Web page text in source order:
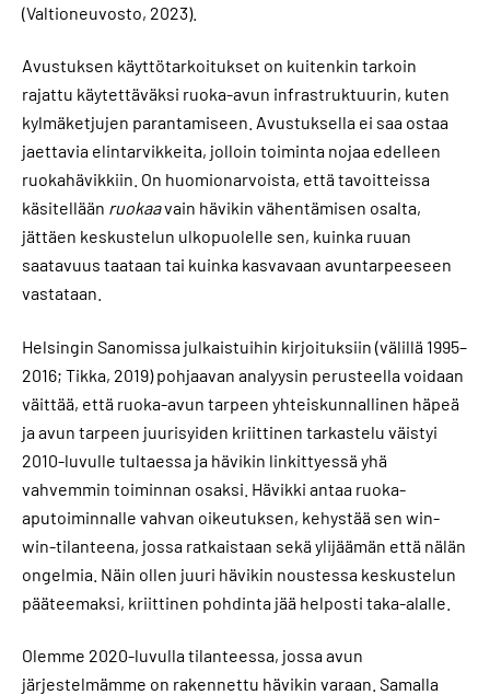
(Valtioneuvosto, 2023).
Avustuksen käyttötarkoitukset on kuitenkin tarkoin
rajattu käytettäväksi ruoka-avun infrastruktuurin, kuten
kylmäketjujen parantamiseen. Avustuksella ei saa ostaa
jaettavia elintarvikkeita, jolloin toiminta nojaa edelleen
ruokahävikkiin. On huomionarvoista, että tavoitteissa
käsitellään ruokaavain hävikin vähentämisen osalta,
jättäen keskustelun ulkopuolelle sen, kuinka ruuan
saatavuus taataan tai kuinka kasvavaan avuntarpeeseen
vastataan.
Helsingin Sanomissa julkaistuihin kirjoituksiin (välillä 1995–
2016; Tikka, 2019) pohjaavan analyysin perusteella voidaan
väittää, että ruoka-avun tarpeen yhteiskunnallinen häpeä
ja avun tarpeen juurisyiden kriittinen tarkastelu väistyi
2010-luvulle tultaessa ja hävikin linkittyessä yhä
vahvemmin toiminnan osaksi. Hävikki antaa ruoka-
aputoiminnalle vahvan oikeutuksen, kehystää sen win-
win-tilanteena, jossa ratkaistaan sekä ylijäämän että nälän
ongelmia. Näin ollen juuri hävikin noustessa keskustelun
pääteemaksi, kriittinen pohdinta jää helposti taka-alalle.
Olemme 2020-luvulla tilanteessa, jossa avun
järjestelmämme on rakennettu hävikin varaan. Samalla